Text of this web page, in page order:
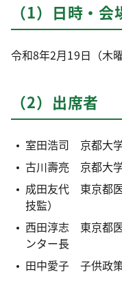
（1）日時・会
令和8年2月19日（木
（2）出席者
室田浩司 京都大
古川壽亮 京都大
成田友代 東京都
技監）
西田淳志 東京都
ンター長
田中愛子 子供政